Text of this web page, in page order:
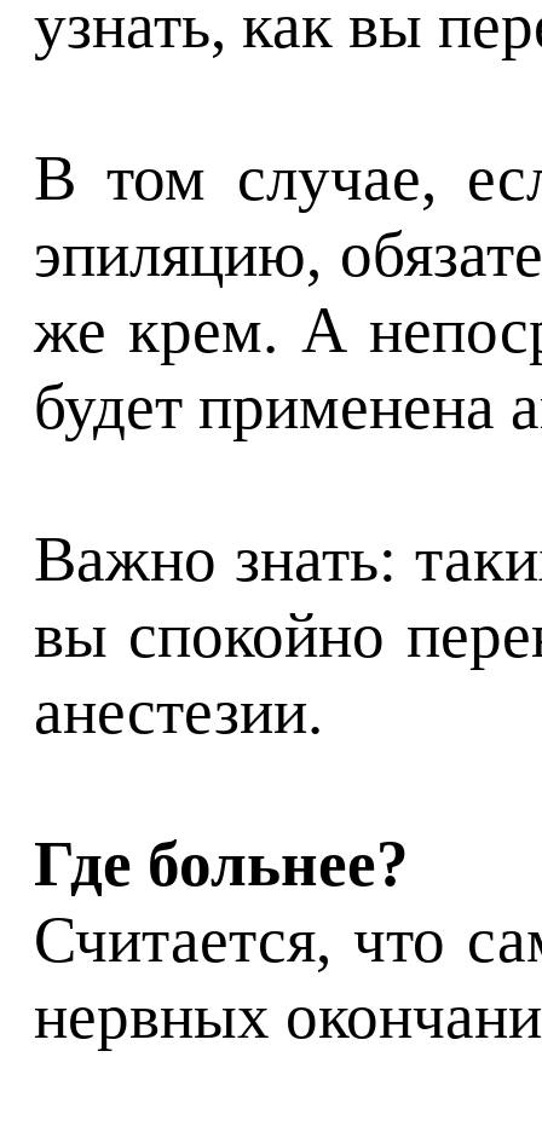
узнать, как вы
В том случае,
эпиляцию,
же крем. А
будет применена
Важно знать:
вы спокойно
анестезии.
Где больнее?
Считается, что
нервных